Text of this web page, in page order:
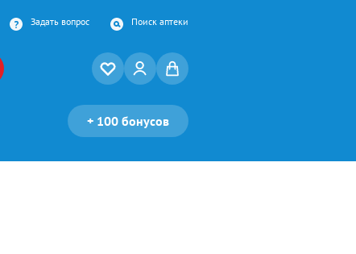
Задать вопрос Поиск аптеки
+ 100 бонусов